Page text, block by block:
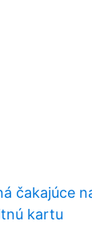
čakajúce
kartu